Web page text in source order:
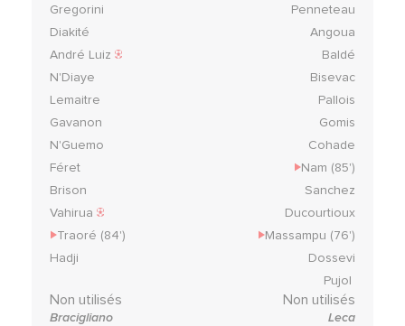
Gregorini
Diakité
André Luiz
N'Diaye
Lemaitre
Gavanon
N'Guemo
Féret
Brison
Vahirua
Traoré (84')
Hadji
Penneteau
Angoua
Baldé
Bisevac
Pallois
Gomis
Cohade
Nam (85')
Sanchez
Ducourtioux
Massampu (76')
Dossevi
Pujol
Non utilisés
Bracigliano
Non utilisés
Leca